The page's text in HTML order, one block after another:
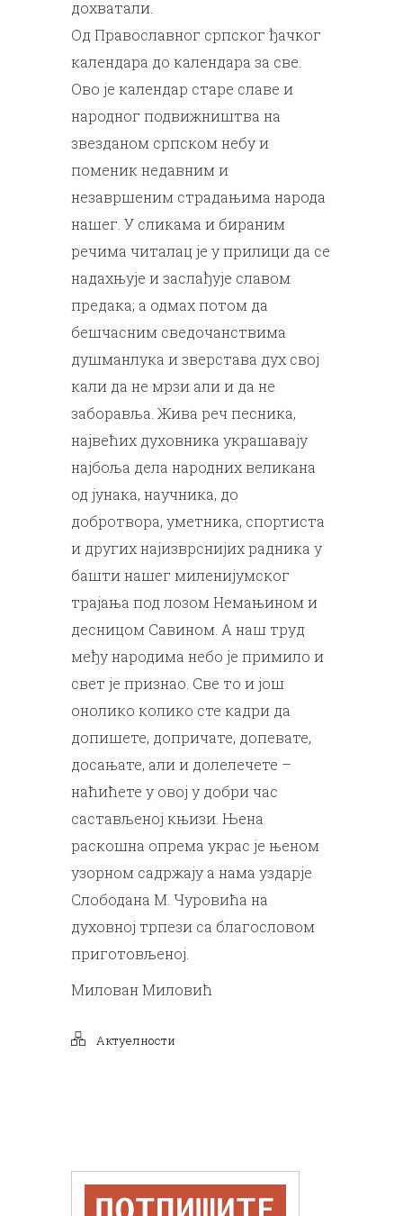
дохватали.
Од Православног српског ђачког
календара до календара за све.
Ово је календар старе славе и
народног подвижништва на
звезданом српском небу и
поменик недавним и
незавршеним страдањима народа
нашег. У сликама и бираним
речима читалац је у прилици да се
надахњује и заслађује славом
предака; а одмах потом да
бешчасним сведочанствима
душманлука и зверстава дух свој
кали да не мрзи али и да не
заборавља. Жива реч песника,
највећих духовника украшавају
најбоља дела народних великана
од јунака, научника, до
добротвора, уметника, спортиста
и других најизврснијих радника у
башти нашег миленијумског
трајања под лозом Немањином и
десницом Савином. А наш труд
међу народима небо је примило и
свет је признао. Све то и још
онолико колико сте кадри да
допишете, допричате, допевате,
досањате, али и долелечете –
наћићете у овој у добри час
састављеној књизи. Њена
раскошна опрема украс је њеном
узорном садржају а нама уздарје
Слободана М. Чуровића на
духовној трпези са благословом
приготовљеној.
Милован Миловић
Актуелности